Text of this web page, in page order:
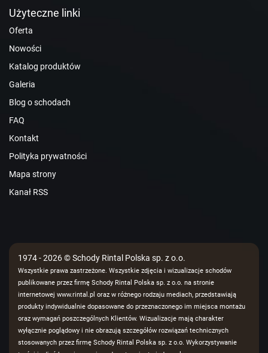
Użyteczne linki
Oferta
Nowości
Katalog produktów
Galeria
Blog o schodach
FAQ
Kontakt
Polityka prywatności
Mapa strony
Kanał RSS
1974 - 2026 © Schody Rintal Polska sp. z o.o.
Wszystkie prawa zastrzeżone. Wszystkie zdjęcia i wizualizacje schodów
publikowane przez firmę Schody Rintal Polska sp. z o.o. na stronie
internetowej www.rintal.pl oraz w różnego rodzaju mediach, przedstawiają
produkty indywidualnie dopasowane do przeznaczonego im miejsca montażu
oraz wymagań poszczególnych Klientów. Wizualizacje mają charakter
wyłącznie poglądowy i nie obrazują szczegółów rozwiązań technicznych
stosowanych przez firmę Schody Rintal Polska sp. z o.o. Wykorzystywanie